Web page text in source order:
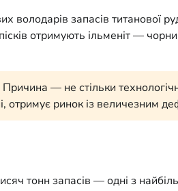
володарів запасів титанової
отримують ільменіт —
— не стільки
отримує ринок із величезним
тонн запасів — одні з